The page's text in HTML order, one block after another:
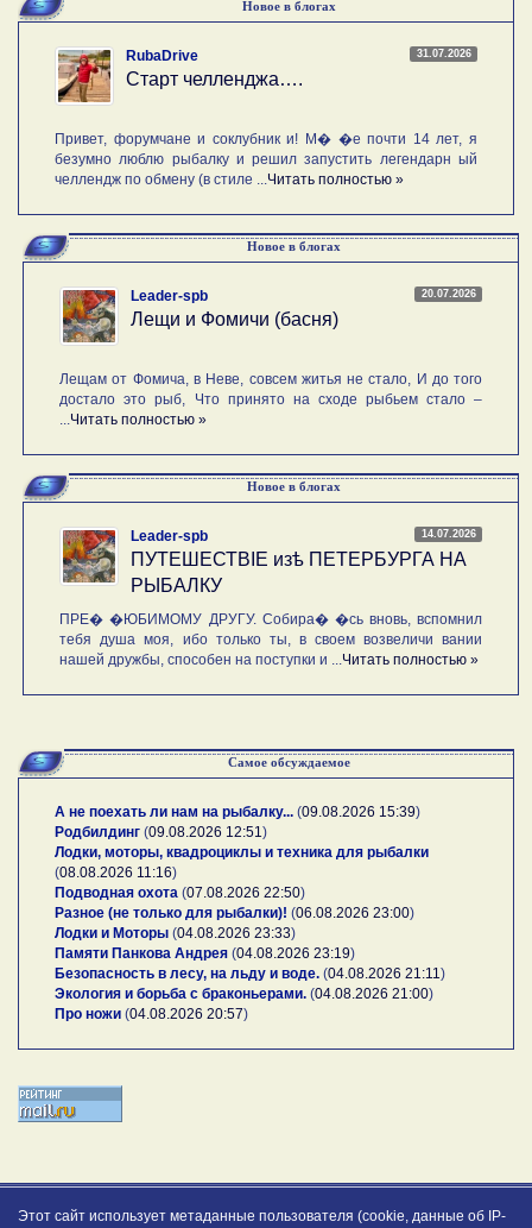
Новое в блогах
31.07.2026
RubaDrive
Старт челленджа….
Привет, форумчане и соклубник и! М� �е почти 14 лет, я
безумно люблю рыбалку и решил запустить легендарн ый
челлендж по обмену (в стиле ... Читать полностью »
Новое в блогах
20.07.2026
Leader-spb
Лещи и Фомичи (басня)
Лещам от Фомича, в Неве, совсем житья не стало, И до того
достало это рыб, Что принято на сходе рыбьем стало –
Читать полностью »
Новое в блогах
14.07.2026
Leader-spb
ПУТЕШЕСТВIE изѣ ПЕТЕРБУРГА НА
РЫБАЛКУ
ПРЕ� �ЮБИМОМУ ДРУГУ. Собира� �сь вновь, вспомнил
тебя душа моя, ибо только ты, в своем возвеличи вании
нашей дружбы, способен на поступки и ... Читать полностью »
Самое обсуждаемое
А не поехать ли нам на рыбалку... (09.08.2026 15:39)
Родбилдинг (09.08.2026 12:51 )
Лодки, моторы, квадроциклы и техника для рыбалки
(08.08.2026 11:16)
Подводная охота (07.08.2026 22:50)
Разное (не только для рыбалки)! (06.08.2026 23:00)
Лодки и Моторы (04.08.2026 23:33)
Памяти Панкова Андрея (04.08.2026 23:19)
Безопасность в лесу, на льду и воде. (04.08.2026 21:11 )
Экология и борьба с браконьерами. (04.08.2026 21:00)
Про ножи (04.08.2026 20:57)
Этот сайт использует метаданные пользователя (cookie, данные об IP-